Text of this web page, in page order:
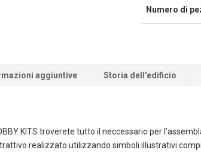
Numero di
aggiuntive Storia dell'edificio
KITS troverete tutto il neccessario per
realizzato utilizzando simboli illustrativi